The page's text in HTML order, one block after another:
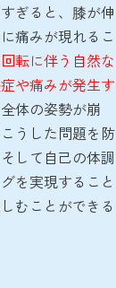
ぎると、膝が伸
痛みが現れるこ
転に伴う自然な
や痛みが発生す
体の姿勢が崩
うした問題を防
して自己の体調
を実現すること
むことができる